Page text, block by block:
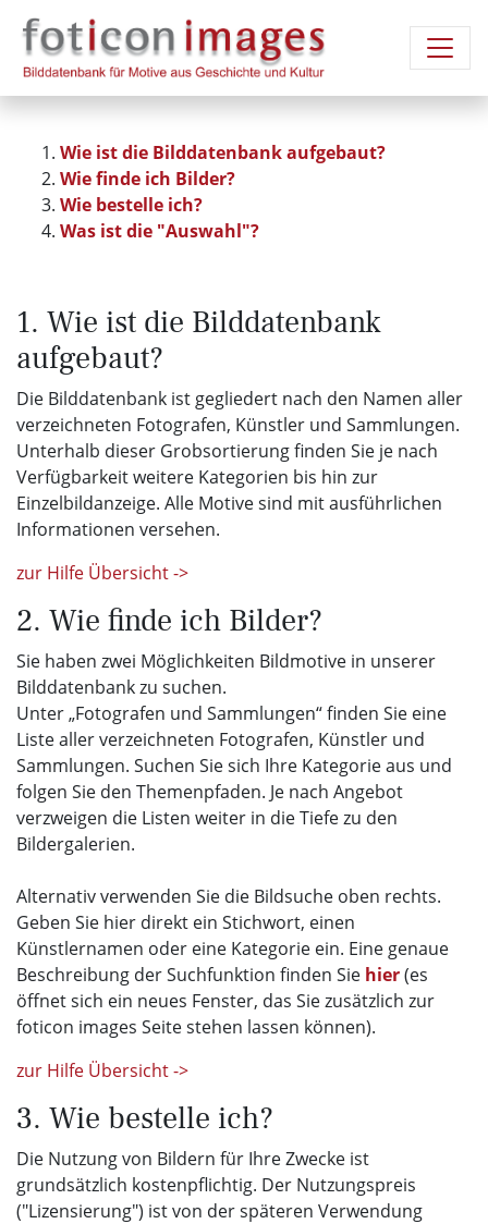
Wie ist die Bilddatenbank aufgebaut?
Wie finde ich Bilder?
Wie bestelle ich?
Was ist die "Auswahl"?
1. Wie ist die Bilddatenbank
aufgebaut?
Die Bilddatenbank ist gegliedert nach den Namen aller
verzeichneten Fotografen, Künstler und Sammlungen.
Unterhalb dieser Grobsortierung finden Sie je nach
Verfügbarkeit weitere Kategorien bis hin zur
Einzelbildanzeige. Alle Motive sind mit ausführlichen
Informationen versehen.
zur Hilfe Übersicht ->
2. Wie finde ich Bilder?
Sie haben zwei Möglichkeiten Bildmotive in unserer
Bilddatenbank zu suchen.
Unter „Fotografen und Sammlungen“ finden Sie eine
Liste aller verzeichneten Fotografen, Künstler und
Sammlungen. Suchen Sie sich Ihre Kategorie aus und
folgen Sie den Themenpfaden. Je nach Angebot
verzweigen die Listen weiter in die Tiefe zu den
Bildergalerien.
Alternativ verwenden Sie die Bildsuche oben rechts.
Geben Sie hier direkt ein Stichwort, einen
Künstlernamen oder eine Kategorie ein. Eine genaue
Beschreibung der Suchfunktion finden Sie hier(es
öffnet sich ein neues Fenster, das Sie zusätzlich zur
foticon images Seite stehen lassen können).
zur Hilfe Übersicht ->
3. Wie bestelle ich?
Die Nutzung von Bildern für Ihre Zwecke ist
grundsätzlich kostenpflichtig. Der Nutzungspreis
("Lizensierung") ist von der späteren Verwendung